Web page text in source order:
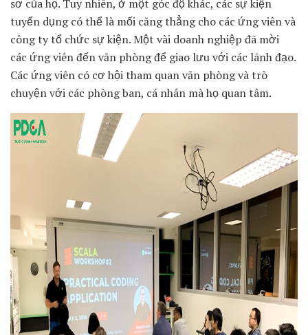
sơ của họ. Tuy nhiên, ở một góc độ khác, các sự kiện
tuyển dụng có thể là mối căng thẳng cho các ứng viên và
công ty tổ chức sự kiện. Một vài doanh nghiệp đã mời
các ứng viên đến văn phòng để giao lưu với các lãnh đạo.
Các ứng viên có cơ hội tham quan văn phòng và trò
chuyện với các phòng ban, cá nhân mà họ quan tâm.